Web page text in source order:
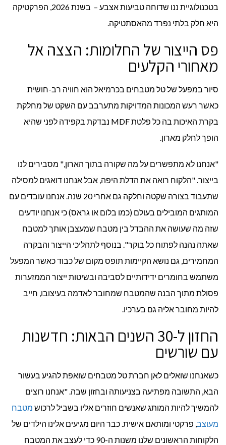
בטכנולוגיית ננו שדוחה טביעות אצבע – בשנת 2026, הפרקטיקה
היא חלק בלתי נפרד מהאסתטיקה.
פס הייצור של החלומות: הצצה אל
מאחורי הקלעים
סיור במפעל של טל מטבחים בכרמיאל הוא חוויה רב-חושית
כאשר רעש המכונות המדויקות מתערבב עם השקט של מחלקת
בקרת האיכות בה כל פלטת MDF נבדקת בקפידה לפני שהיא
הופך לחלק מארון.
"אנחנו לא מתפשרים על מה שקורה בתוך הארון," מסבירים לנו
בייצור. "הלקוח רואה את הדלת היפה, אבל אנחנו דואגים למסילה
שתעבוד בצורה שקטה וחלקה גם אחרי 20 שנה. אנחנו עובדים עם
המותגים המובילים בעולם (כמו בלום או גראס) כי אנחנו יודעים
שזה מה שעושה את ההבדל בין מטבח שמעצבן אותך למטבח
שאתה נהנה לפתוח כל בוקר". בנוסף לתהליכי הייצור והבקרה
המחמירים, גם נושא הקיימות תופס מקום של כבוד כאשר המפעל
משתמש בחומרים ידידותיים לסביבה ובשיטות ייצור הממזערות
פסולת מתוך הבנה שהמטבח שמחובר לאדמה בעיצובו, חייב
להיות מחובר אליה גם בערכיו.
החזון ל-30 השנים הבאות: חדשנות
עם שורשים
כשאנחנו שואלים לאן חברת טל מטבחים שואפת להגיע בעשור
הבא, התשובה מפתיעה בצניעותה ובחזון שבה. "אנחנו רוצים
להמשיך להיות המותג שאנשים חוזרים אליו בשביל לרכוש מטבח
מעוצב, פרקטי ומותאם אישית. כבר היום מגיעים אלינו הילדים של
הלקוחות הראשונים שלנו משנות ה-90 כדי לעצב את המטבח